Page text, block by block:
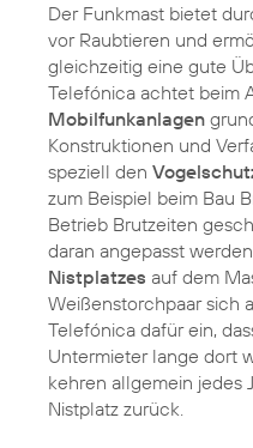
Der Funkmast bietet
vor Raubtieren und
gleichzeitig eine gute
Telefónica achtet beim
Mobilfunkanlagen
Konstruktionen und
speziell den
zum Beispiel beim Bau
Betrieb Brutzeiten
daran angepasst
Nistplatzes auf dem
Weißenstorchpaar sich
Telefónica dafür ein,
Untermieter lange dort
kehren allgemein jedes
Nistplatz zurück.